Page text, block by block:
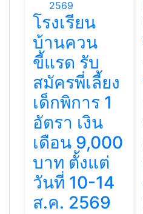
โรงเรียน
บ้านควน
ขี้แรด รับ
สมัครพี่เลี้ยง
เด็กพิการ 1
อัตรา เงิน
เดือน 9,000
บาท ตั้งแต่
วันที่ 10-14
ส.ค. 2569